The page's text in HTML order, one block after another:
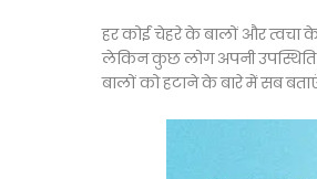
हर कोई चेहरे के बालों और
लेकिन कुछ लोग अपनी उपस्थिति
बालों को हटाने के बारे में सब